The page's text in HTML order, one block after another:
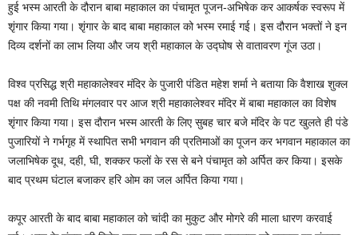
हुई भस्म आरती के दौरान बाबा महाकाल का पंचामृत पूजन-अभिषेक कर आकर्षक स्वरूप में
शृंगार किया गया। शृंगार के बाद बाबा महाकाल को भस्म रमाई गई। इस दौरान भक्तों ने इन
दिव्य दर्शनों का लाभ लिया और जय श्री महाकाल के उद्घोष से वातावरण गूंज उठा।
विश्व प्रसिद्ध श्री महाकालेश्वर मंदिर के पुजारी पंडित महेश शर्मा ने बताया कि वैशाख शुक्ल
पक्ष की नवमी तिथि मंगलवार पर आज श्री महाकालेश्वर मंदिर में बाबा महाकाल का विशेष
शृंगार किया गया। इस दौरान भस्म आरती के लिए सुबह चार बजे मंदिर के पट खुलते ही पंडे
पुजारियों ने गर्भगृह में स्थापित सभी भगवान की प्रतिमाओं का पूजन कर भगवान महाकाल का
जलाभिषेक दूध, दही, घी, शक्कर फलों के रस से बने पंचामृत को अर्पित कर किया। इसके
बाद प्रथम घंटाल बजाकर हरि ओम का जल अर्पित किया गया।
कपूर आरती के बाद बाबा महाकाल को चांदी का मुकुट और मोगरे की माला धारण करवाई